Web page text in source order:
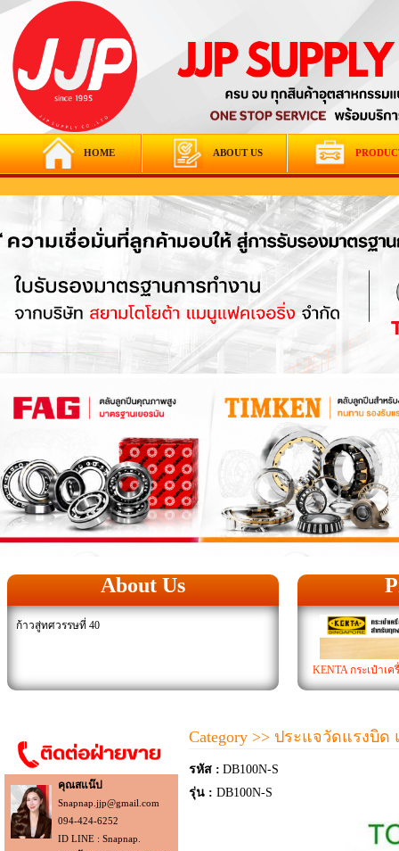
HOME ABOUT US
About Us
ก้าวสู่ทศวรรษที่ 40
KENTA กระเป๋าเ
คุณสแน๊ป
Snapnap.jjp@gmail.com
094-424-6252
ID LINE : Snapnap.
Category >> ประแจวัดแรงบิด
รหัส : DB100N-S
รุ่น : DB100N-S